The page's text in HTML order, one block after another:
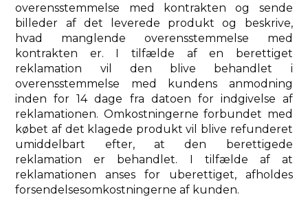
overensstemmelse med kontrakten og sende
billeder af det leverede produkt og beskrive,
hvad manglende overensstemmelse med
kontrakten er. I tilfælde af en berettiget
reklamation vil den blive behandlet i
overensstemmelse med kundens anmodning
inden for 14 dage fra datoen for indgivelse af
reklamationen. Omkostningerne forbundet med
købet af det klagede produkt vil blive refunderet
umiddelbart efter, at den berettigede
reklamation er behandlet. I tilfælde af at
reklamationen anses for uberettiget, afholdes
forsendelsesomkostningerne af kunden.